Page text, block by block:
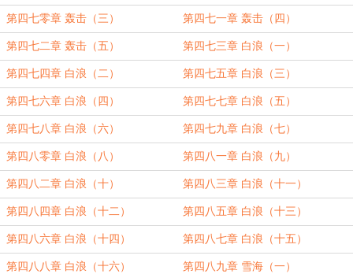
第四七零章 轰击（三） 第四七一章 轰击（四）
第四七二章 轰击（五） 第四七三章 白浪（一）
第四七四章 白浪（二） 第四七五章 白浪（三）
第四七六章 白浪（四） 第四七七章 白浪（五）
第四七八章 白浪（六） 第四七九章 白浪（七）
第四八零章 白浪（八） 第四八一章 白浪（九）
第四八二章 白浪（十） 第四八三章 白浪（十一）
第四八四章 白浪（十二） 第四八五章 白浪（十三）
第四八六章 白浪（十四） 第四八七章 白浪（十五）
第四八八章 白浪（十六） 第四八九章 雪海（一）